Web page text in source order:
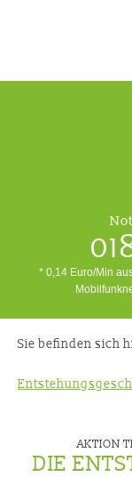
* 0,14 Euro/Min
Sie befinden sich
AKTION
DIE